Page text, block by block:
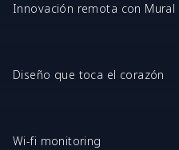
Innovación remota con Mural
Diseño que toca el corazón
Wi-fi monitoring